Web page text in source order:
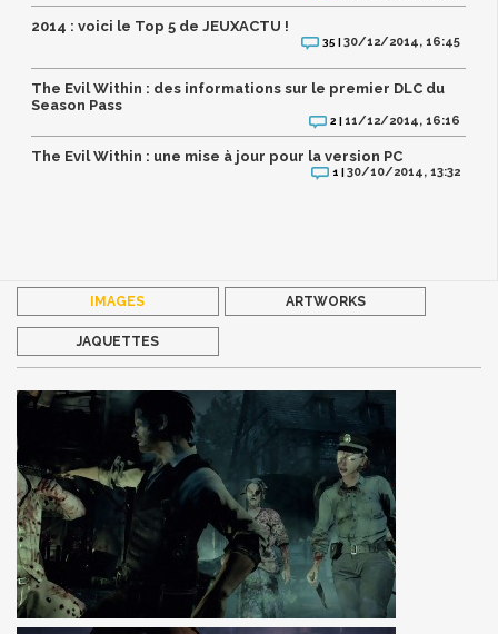
2014 : voici le Top 5 de JEUXACTU !
35 |30/12/2014, 16:45
The Evil Within : des informations sur le premier DLC du
Season Pass
2 |11/12/2014, 16:16
The Evil Within : une mise à jour pour la version PC
1 |30/10/2014, 13:32
IMAGES ARTWORKS
JAQUETTES